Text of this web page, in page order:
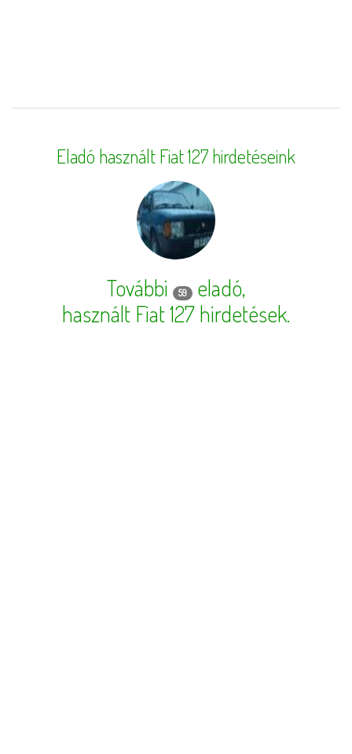
Eladó használt Fiat 127 hirdetéseink
További 59 eladó,
használt Fiat 127 hirdetések.